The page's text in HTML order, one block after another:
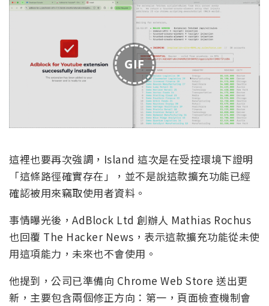
GIF
這裡也要再次強調，Island 這次是在受控環境下證明
「這條路徑確實存在」，並不是說這款擴充功能已經
確認被用來竊取使用者資料。
事情曝光後，AdBlock Ltd 創辦人 Mathias Rochus
也回覆 The Hacker News，表示這款擴充功能從未使
用這項能力，未來也不會使用。
他提到，公司已準備向 Chrome Web Store 送出更
新，主要包含兩個修正方向：第一，頁面檢查機制會